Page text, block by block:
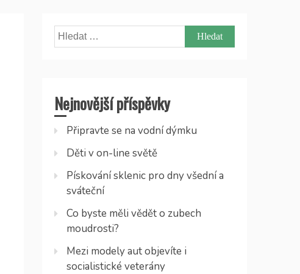
Vyhledávání
Nejnovější příspěvky
Připravte se na vodní dýmku
Děti v on-line světě
Pískování sklenic pro dny všední a
sváteční
Co byste měli vědět o zubech
moudrosti?
Mezi modely aut objevíte i
socialistické veterány